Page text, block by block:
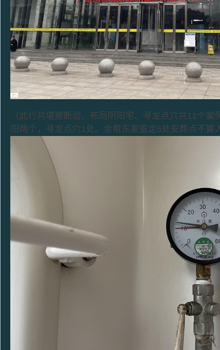
（此行共堪察断验、布局阴阳宅、寻龙点穴共11个
阳两个，寻龙点穴1处。余帮东家鉴定5处安葬点不算